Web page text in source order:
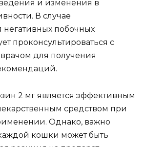
и изменения в
В случае
негативных побочных
проконсультироваться с
для получения
2 мг является эффективным
средством при
Однако, важно
кошки может быть